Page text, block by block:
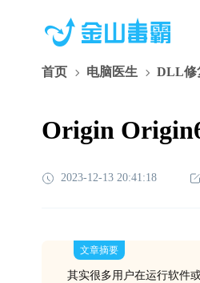
首页 电脑医生 DLL修
Origin
2023-12-13 20:41:18
文章摘要
其实很多用户在运行软件